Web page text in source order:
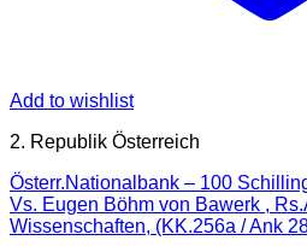
Add to wishlist
2. Republik Österreich
Österr.Nationalbank – 100
Vs. Eugen Böhm von Bawerk ,
Wissenschaften, (KK.256a / Ank